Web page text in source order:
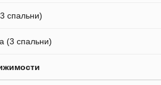
спальни)
(3 спальни)